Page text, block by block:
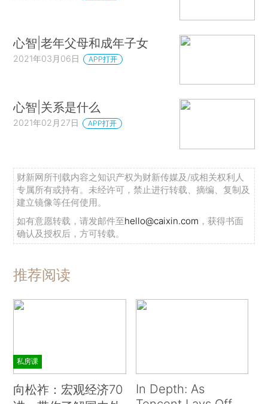
心智|老年父母和成年子女
2021年03月06日 APP打开
心智|关系是什么
2021年02月27日 APP打开
财新网所刊载内容之知识产权为财新传媒及/或相关权利人
专属所有或持有。未经许可，禁止进行转载、摘编、复制及
建立镜像等任何使用。
如有意愿转载，请发邮件至hello@caixin.com ，获得书面
确认及授权后，方可转载。
推荐阅读
私房课
向松祚：宏观经济70
In Depth: As